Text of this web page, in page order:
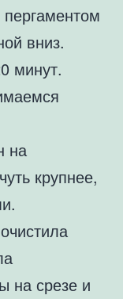
вниз.
минут.
на
крупнее,
на срезе и